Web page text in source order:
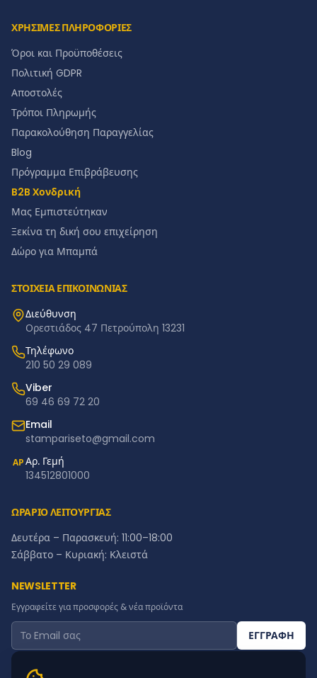
ΧΡΗΣΙΜΕΣ ΠΛΗΡΟΦΟΡΙΕΣ
Όροι και Προϋποθέσεις
Πολιτική GDPR
Αποστολές
Τρόποι Πληρωμής
Παρακολούθηση Παραγγελίας
Blog
Πρόγραμμα Επιβράβευσης
B2B Χονδρική
Μας Εμπιστεύτηκαν
Ξεκίνα τη δική σου επιχείρηση
Δώρο για Μπαμπά
ΣΤΟΙΧΕΙΑ ΕΠΙΚΟΙΝΩΝΙΑΣ
Διεύθυνση
Ορεστιάδος 47 Πετρούπολη 13231
Τηλέφωνο
210 50 29 089
Viber
69 46 69 72 20
Email
stampariseto@gmail.com
ΑΡΑρ. Γεμή
134512801000
ΩΡΑΡΙΟ ΛΕΙΤΟΥΡΓΙΑΣ
Δευτέρα – Παρασκευή: 11:00–18:00
Σάββατο – Κυριακή: Κλειστά
NEWSLETTER
Εγγραφείτε για προσφορές & νέα προϊόντα
ΕΓΓΡΑΦΗ